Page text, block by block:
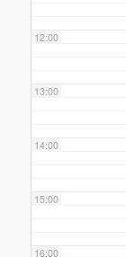
12:00
13:00
14:00
15:00
16:00